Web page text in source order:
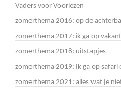
Vaders voor Voorlezen
zomerthema 2016: op de
zomerthema 2017: ik ga op
zomerthema 2018: uitstapjes
zomerthema 2019: Ik ga op safari
zomerthema 2021: alles wat je